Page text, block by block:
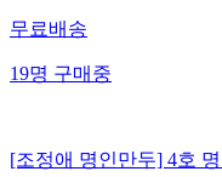
무료배송
19명구매중
[조정애 명인만두] 4호